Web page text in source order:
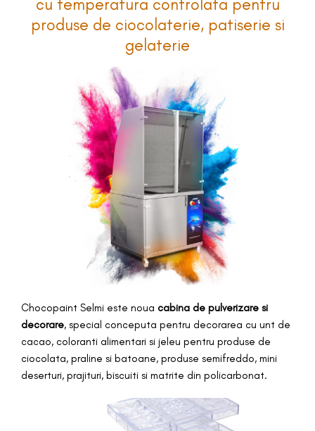
cu temperatura controlata pentru
produse de ciocolaterie, patiserie si
gelaterie
Chocopaint Selmi este noua cabina de pulverizare si
decorare, special conceputa pentru decorarea cu unt de
cacao, coloranti alimentari si jeleu pentru produse de
ciocolata, praline si batoane, produse semifreddo, mini
deserturi, prajituri, biscuiti si matrite din policarbonat.